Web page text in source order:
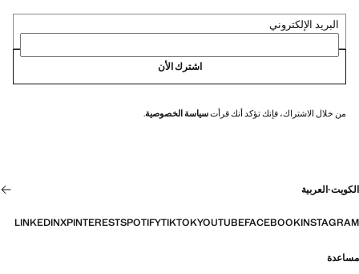
البريد الإلكتروني
اشترك الأن
من خلال الاشتراك، فإنك تؤكد أنك قرأتسياسة الخصوصية.
الكويت·العربية
INSTAGRAM
FACEBOOK
YOUTUBE
TIKTOK
SPOTIFY
PINTEREST
X
LINKEDIN
مساعدة